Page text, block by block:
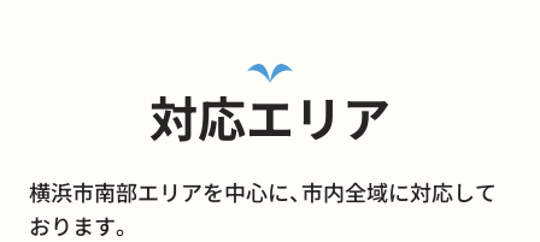
対応エリア
横浜市南部エリアを中心に、市内全域に対応して
おります。